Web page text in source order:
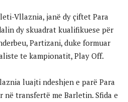
Vllaznia, janë dy çiftet Para
dy skuadrat kualifikuese për
Partizani, duke formuar
te kampionatit, Play Off.
luajti ndeshjen e parë Para
në transfertë me Barletin. Sfida e